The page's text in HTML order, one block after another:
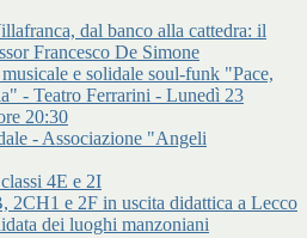
dal banco alla cattedra: il
Francesco De Simone
e solidale soul-funk "Pace,
- Teatro Ferrarini - Lunedì 23
20:30
- Associazione "Angeli
4E e 2I
2CH1 e 2F in uscita didattica a Lecco
dei luoghi manzoniani